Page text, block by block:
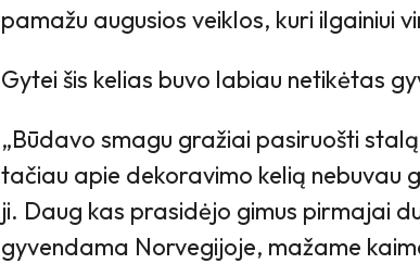
pamažu augusios veiklos, kuri ilgainiui
Gytei šis kelias buvo labiau netikėtas
„Būdavo smagu gražiai pasiruošti
tačiau apie dekoravimo kelią nebuvau
ji. Daug kas prasidėjo gimus pirmajai
gyvendama Norvegijoje, mažame